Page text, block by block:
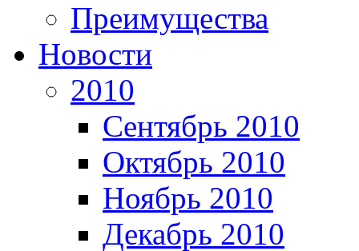
Преимущества
Новости
2010
Сентябрь 2010
Октябрь 2010
Ноябрь 2010
Декабрь 2010